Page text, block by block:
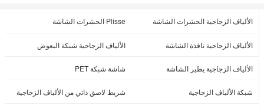
الألياف الزجاجية الحشرات الشاشة Plisse الحشرات الشاشة
الألياف الزجاجية نافذة الشاشة الألياف الزجاجية شبكة البعوض
الألياف الزجاجية يطير الشاشة شاشة شبكة PET
شبكة الألياف الزجاجية شريط لاصق ذاتي من الألياف الزجاجية